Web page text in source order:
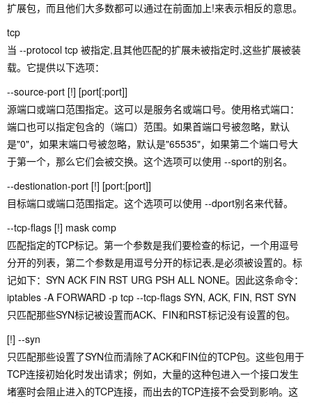
扩展包，而且他们大多数都可以通过在前面加上!来表示相反的意思。
tcp
当 --protocol tcp 被指定,且其他匹配的扩展未被指定时,这些扩展被装
载。它提供以下选项：
--source-port [!] [port[:port]]
源端口或端口范围指定。这可以是服务名或端口号。使用格式端口：
端口也可以指定包含的（端口）范围。如果首端口号被忽略，默认
是"0"，如果末端口号被忽略，默认是"65535"，如果第二个端口号大
于第一个，那么它们会被交换。这个选项可以使用 --sport的别名。
--destionation-port [!] [port:[port]]
目标端口或端口范围指定。这个选项可以使用 --dport别名来代替。
--tcp-flags [!] mask comp
匹配指定的TCP标记。第一个参数是我们要检查的标记，一个用逗号
分开的列表，第二个参数是用逗号分开的标记表,是必须被设置的。标
记如下：SYN ACK FIN RST URG PSH ALL NONE。因此这条命令：
iptables -A FORWARD -p tcp --tcp-flags SYN, ACK, FIN, RST SYN
只匹配那些SYN标记被设置而ACK、FIN和RST标记没有设置的包。
[!] --syn
只匹配那些设置了SYN位而清除了ACK和FIN位的TCP包。这些包用于
TCP连接初始化时发出请求；例如，大量的这种包进入一个接口发生
堵塞时会阻止进入的TCP连接，而出去的TCP连接不会受到影响。这